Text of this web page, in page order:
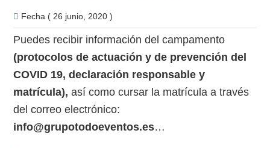
Fecha ( 26 junio, 2020 )
Puedes recibir información del campamento
(protocolos de actuación y de prevención del
COVID 19, declaración responsable y
matrícula), así como cursar la matrícula a través
del correo electrónico:
info@grupotodoeventos.es…